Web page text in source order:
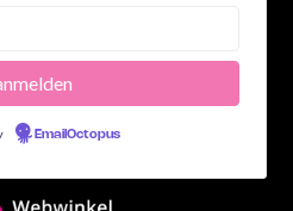
EmailOctopus